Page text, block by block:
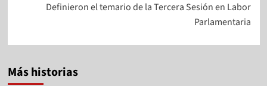
Definieron el temario de la Tercera Sesión en Labor
Parlamentaria
Más historias